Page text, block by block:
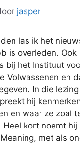
jasper
las ik het
is overleden. Ook
bij het Instituut
Volwassenen en
In die
hij
en waar ze zoal
Heel kort noemt hij
met als